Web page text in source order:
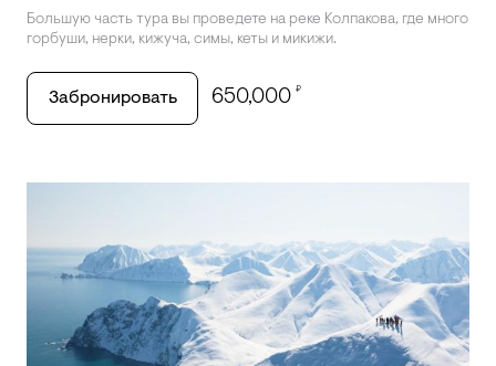
Большую часть тура вы проведете на реке Колпакова, где много
горбуши, нерки, кижуча, симы, кеты и микижи.
Забронировать 650,000 ₽